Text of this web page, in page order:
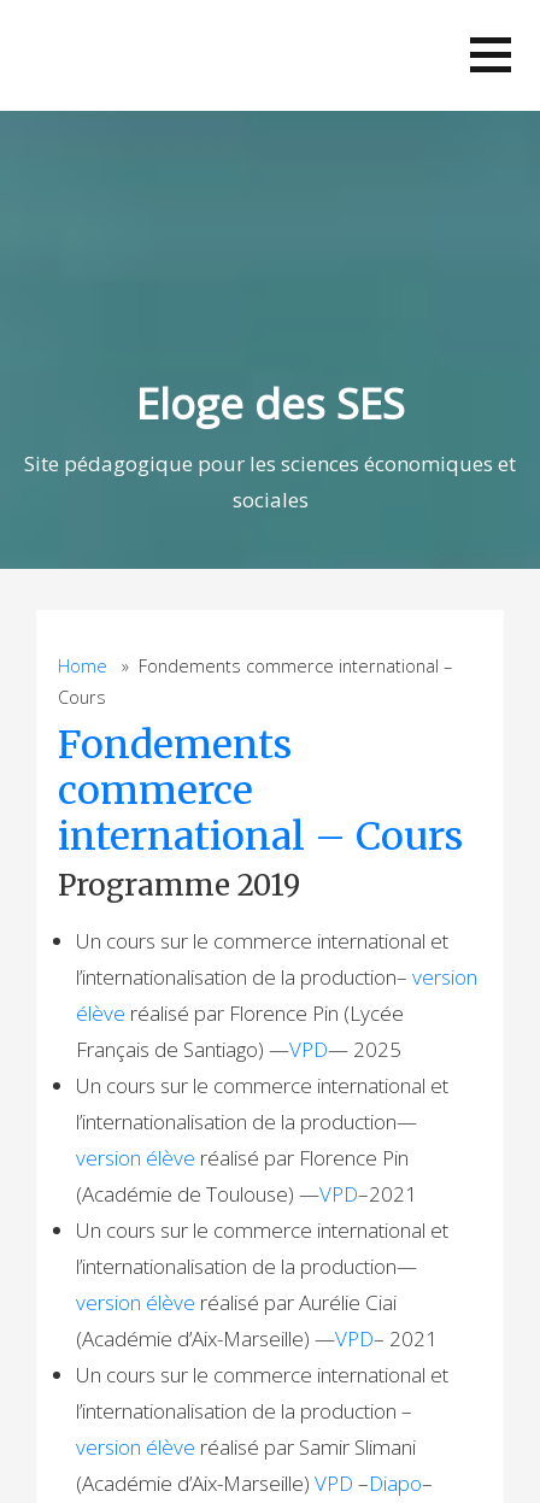
Eloge des SES
Site pédagogique pour les sciences économiques et
sociales
Home » Fondements commerce international –
Cours
Fondements
commerce
international – Cours
Programme 2019
Un cours sur le commerce international et
l’internationalisation de la production–version
élève réalisé par Florence Pin (Lycée
Français de Santiago) —VPD— 2025
Un cours sur le commerce international et
l’internationalisation de la production—
version élève réalisé par Florence Pin
(Académie de Toulouse) —VPD–2021
Un cours sur le commerce international et
l’internationalisation de la production—
version élève réalisé par Aurélie Ciai
(Académie d’Aix-Marseille) —VPD– 2021
Un cours sur le commerce international et
l’internationalisation de la production –
version élève réalisé par Samir Slimani
(Académie d’Aix-Marseille)VPD –Diapo–